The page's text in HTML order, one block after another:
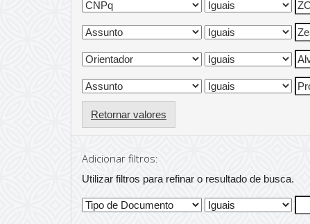
Retornar valores
Adicionar filtros:
Utilizar filtros para refinar o resultado de busca.